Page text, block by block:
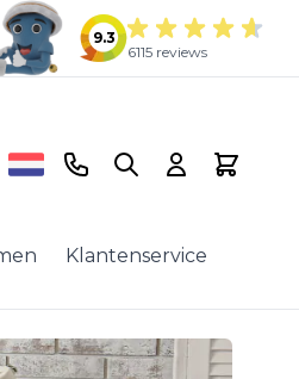
9.3
6115 reviews
Klantenservice
Telefoonnummer
Search Cart